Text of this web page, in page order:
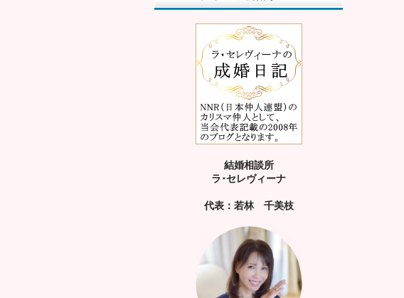
結婚相談所
ラ･セレヴィーナ
代表：若林 千美枝